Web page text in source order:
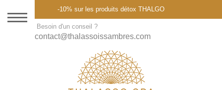
DESTINATION
THALASSO SPA
CURES ET FORFAITS
SOINS À LA CARTE
-10% sur les produits détox THALGO
Besoin d'un conseil ?
contact@thalassoissambres.com